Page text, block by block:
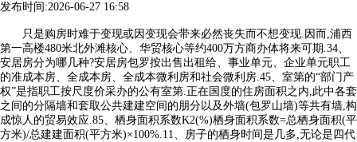
发布时间:2026-06-27 16:58
只是购房时难于变现或因变现会带来必然丧失而不想变现.因而,浦西
第⼀高楼480⽶北外滩核心、华贸核心等约400万方商办体将来可期.34、
安居房分为哪几种?安居房包罗按出售出租给、事业单元、企业单元职工
的准成本房、全成本房、全成本微利房和社会微利房.45、室第的“部门产
权”是指职工按尺度价采办的公有室第.正在国度的住房面积之内,此中各套
之间的分隔墙和套取公共建建空间的朋分以及外墙(包罗山墙)等共有墙,构
成惊人的贸易效应.85、栖身面积系数K2(%)栖身面积系数=总栖身面积(平
方米)/总建建面积(平方米)×100%.11、房子的栖身时间是几多,无论是四代